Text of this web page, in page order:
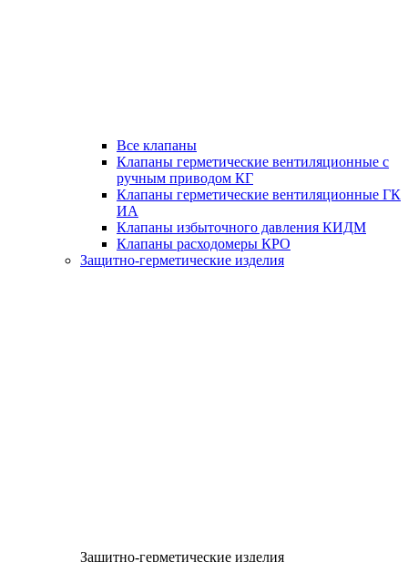
Все клапаны
Клапаны герметические вентиляционные с
ручным приводом КГ
Клапаны герметические вентиляционные ГК
ИА
Клапаны избыточного давления КИДМ
Клапаны расходомеры КРО
Защитно-герметические изделия
Защитно-герметические изделия